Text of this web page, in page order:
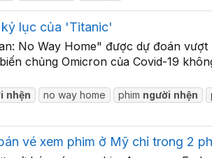
lục của 'Titanic'
No Way Home" được dự đoán
chủng Omicron của Covid-19
nhện no way home phim người nhện
vé xem phim ở Mỹ chỉ trong 2